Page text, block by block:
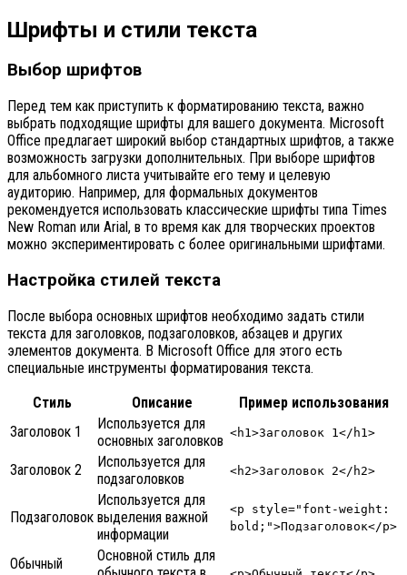
Шрифты и стили текста
Выбор шрифтов
Перед тем как приступить к форматированию текста, важно
выбрать подходящие шрифты для вашего документа. Microsoft
Office предлагает широкий выбор стандартных шрифтов, а также
возможность загрузки дополнительных. При выборе шрифтов
для альбомного листа учитывайте его тему и целевую
аудиторию. Например, для формальных документов
рекомендуется использовать классические шрифты типа Times
New Roman или Arial, в то время как для творческих проектов
можно экспериментировать с более оригинальными шрифтами.
Настройка стилей текста
После выбора основных шрифтов необходимо задать стили
текста для заголовков, подзаголовков, абзацев и других
элементов документа. В Microsoft Office для этого есть
специальные инструменты форматирования текста.
Стиль
Описание
Пример использования
Заголовок 1
Используется для
основных заголовков <h1>Заголовок 1</h1>
Заголовок 2
Используется для
подзаголовков
<h2>Заголовок 2</h2>
Подзаголовок
Используется для
выделения важной
информации
<p style="font-weight:
bold;">Подзаголовок</p>
Обычный
Основной стиль для